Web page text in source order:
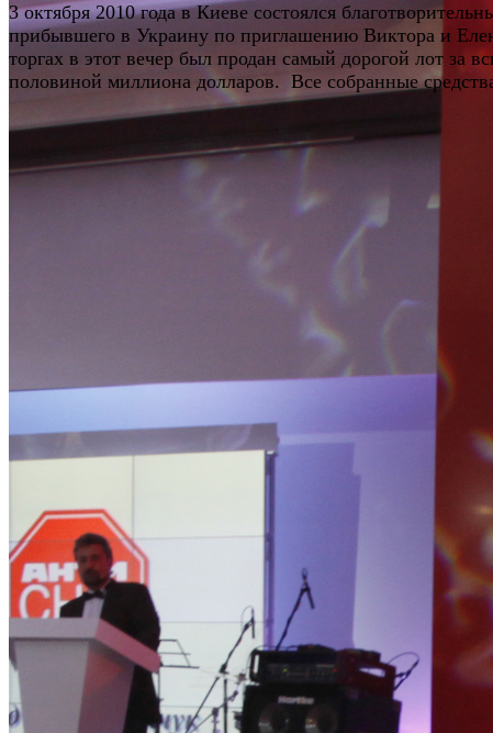
3 октября 2010 года в Киеве состоялся
прибывшего в Украину по приглашению Виктора и
торгах в этот вечер был продан самый дорогой лот за
половиной миллиона долларов. Все собранные